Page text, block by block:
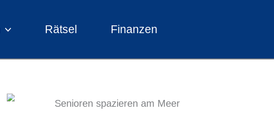
Rätsel Finanzen